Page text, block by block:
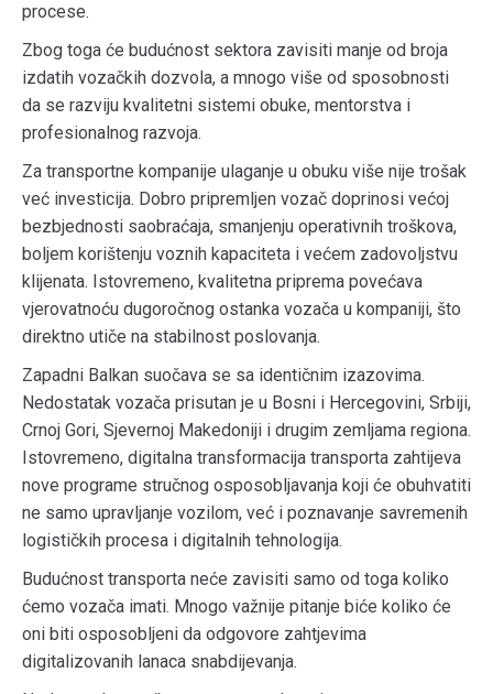
procese.
Zbog toga će budućnost sektora zavisiti manje od broja
izdatih vozačkih dozvola, a mnogo više od sposobnosti
da se razviju kvalitetni sistemi obuke, mentorstva i
profesionalnog razvoja.
Za transportne kompanije ulaganje u obuku više nije trošak
već investicija. Dobro pripremljen vozač doprinosi većoj
bezbjednosti saobraćaja, smanjenju operativnih troškova,
boljem korištenju voznih kapaciteta i većem zadovoljstvu
klijenata. Istovremeno, kvalitetna priprema povećava
vjerovatnoću dugoročnog ostanka vozača u kompaniji, što
direktno utiče na stabilnost poslovanja.
Zapadni Balkan suočava se sa identičnim izazovima.
Nedostatak vozača prisutan je u Bosni i Hercegovini, Srbiji,
Crnoj Gori, Sjevernoj Makedoniji i drugim zemljama regiona.
Istovremeno, digitalna transformacija transporta zahtijeva
nove programe stručnog osposobljavanja koji će obuhvatiti
ne samo upravljanje vozilom, već i poznavanje savremenih
logističkih procesa i digitalnih tehnologija.
Budućnost transporta neće zavisiti samo od toga koliko
ćemo vozača imati. Mnogo važnije pitanje biće koliko će
oni biti osposobljeni da odgovore zahtjevima
digitalizovanih lanaca snabdijevanja.